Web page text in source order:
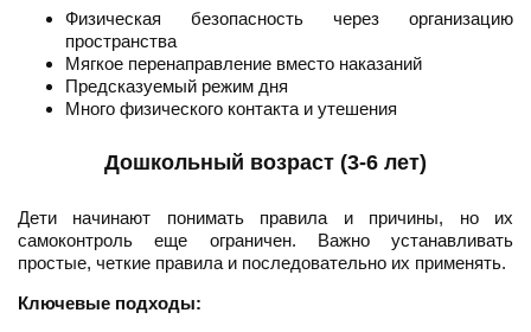
Физическая безопасность через организацию
пространства
Мягкое перенаправление вместо наказаний
Предсказуемый режим дня
Много физического контакта и утешения
Дошкольный возраст (3-6 лет)
Дети начинают понимать правила и причины, но их
самоконтроль еще ограничен. Важно устанавливать
простые, четкие правила и последовательно их применять.
Ключевые подходы: